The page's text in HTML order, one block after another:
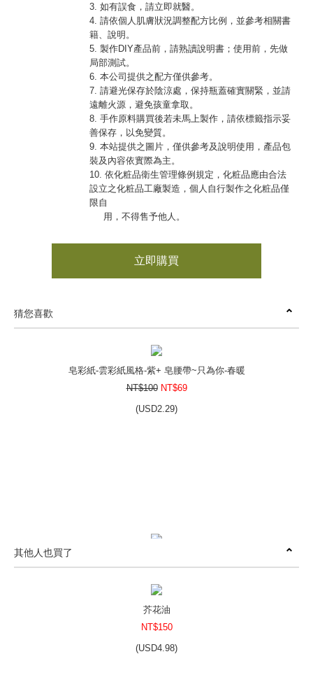
3. 如有誤食，請立即就醫。
4. 請依個人肌膚狀況調整配方比例，並參考相關書
籍、說明。
5. 製作DIY產品前，請熟讀說明書；使用前，先做
局部測試。
6. 本公司提供之配方僅供參考。
7. 請避光保存於陰涼處，保持瓶蓋確實關緊，並請
遠離火源，避免孩童拿取。
8. 手作原料購買後若未馬上製作，請依標籤指示妥
善保存，以免變質。
9. 本站提供之圖片，僅供參考及說明使用，產品包
裝及內容依實際為主。
10. 依化粧品衛生管理條例規定，化粧品應由合法
設立之化粧品工廠製造，個人自行製作之化粧品僅
限自
用，不得售予他人。
立即購買
猜您喜歡
皂彩紙-雲彩紙風格-紫+ 皂腰帶~只為你-春暖
NT$100 NT$69
(USD2.29)
皂彩紙-雲彩紙風格-橘 + 皂腰帶~只為你-仲夏
USD2.29)
其他人也買了
芥花油
NT$150
(USD4.98)